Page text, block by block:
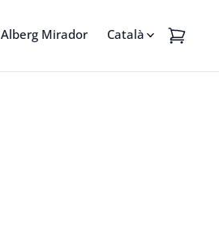
Alberg Mirador Català